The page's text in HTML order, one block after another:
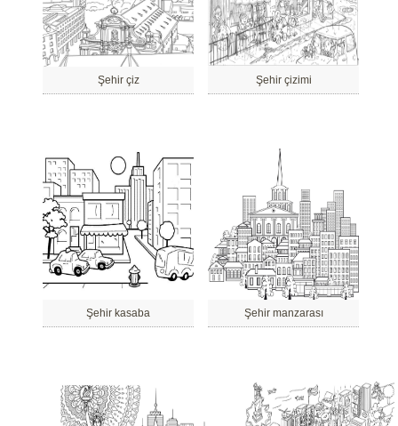
Şehir çiz Şehir çizimi
Şehir kasaba Şehir manzarası